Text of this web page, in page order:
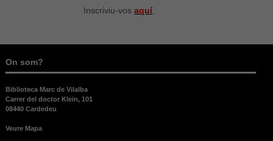
Inscriviu-vosaquí
On som?
Biblioteca Marc de Vilalba
Carrer del doctor Klein, 101
08440 Cardedeu
Veure Mapa